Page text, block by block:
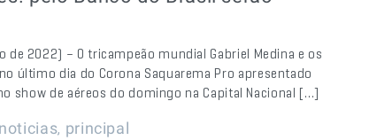
de 2022) – O tricampeão mundial Gabriel Medina e os
último dia do Corona Saquarema Pro apresentado
show de aéreos do domingo na Capital Nacional […]
, principal